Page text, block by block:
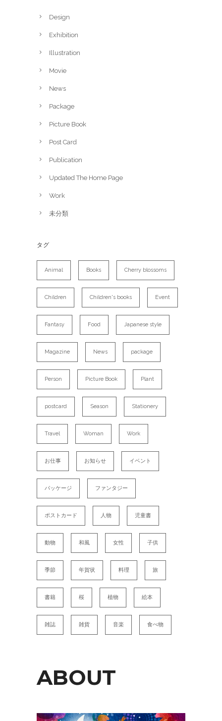
Design
Exhibition
Illustration
Movie
News
Package
Picture Book
Post Card
Publication
Updated The Home Page
Work
未分類
タグ
Animal Books Cherry blossoms
Children Children's books Event
Fantasy Food Japanese style
Magazine News package
Person Picture Book Plant
postcard Season Stationery
Travel Woman Work
お仕事 お知らせ イベント
パッケージ ファンタジー
ポストカード 人物 児童書
動物 和風 女性 子供
季節 年賀状 料理 旅
書籍 桜 植物 絵本
雑誌 雑貨 音楽 食べ物
ABOUT